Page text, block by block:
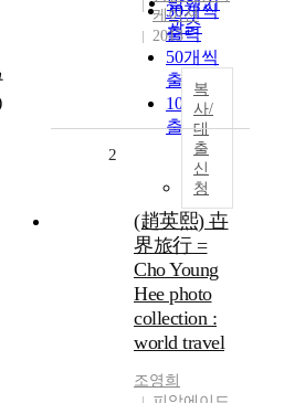
관순
30개씩
출력
50개씩
출력
100개씩
출력
케이션
2013
복
사/
대
출
신
청
2
(趙英熙) 卋
界旅行 =
Cho Young
Hee photo
collection :
world travel
조영희